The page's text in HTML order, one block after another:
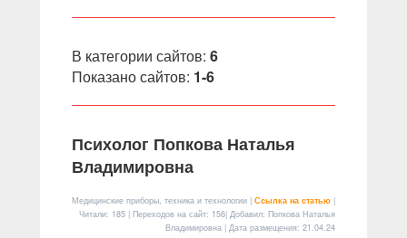
В категории сайтов: 6
Показано сайтов: 1-6
Психолог Попкова Наталья
Владимировна
Медицинские приборы, техника и технологии | Ссылка на статью |
Читали: 185 | Переходов на сайт: 156| Добавил: Попкова Наталья
Владимировна | Дата размещения: 21.04.24